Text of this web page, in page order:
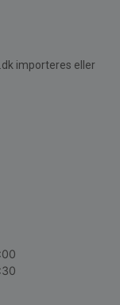
importeres eller